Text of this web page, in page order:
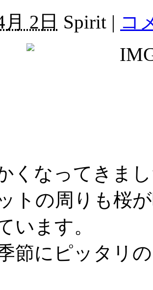
2日 Spirit | コ
くなってきま
トの周りも桜
います。
節にピッタリ